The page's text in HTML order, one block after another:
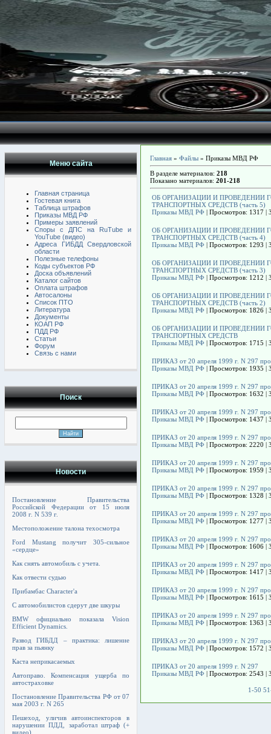
Меню сайта
Главная страница
Гостевая книга
Таблица штрафов
Приказы МВД РФ
Примеры заявлений
Споры с ДПС на RuTube и
YouTube (видео)
Адреса ГИБДД Свердловской
области
Полезные телефоны
Коды субъектов РФ
Доска объявлений
Каталог сайтов
Оплата штрафов
Автосалоны
Список ПТО
Литература
Документы
КОАП РФ
ПДД РФ
Статьи
Форум
Связь с нами
Поиск
Новости
Постановление Правительства
Российской Федерации от 15 июля
2008 г. N 539 г.
Местоположение талона техосмотра
Ford Mustang получит 305-сильное
«сердце»
Как снять автомобиль с учета.
Как отвести судью
Прибамбас Character'a
С автомобилистов сдерут две шкуры
BMW официально показала Vision
Efficient Dynamics.
Развод ГИБДД – практика: лишение
прав за пьянку
Каста неприкасаемых
Автоправо. Компенсация ущерба по
автостраховке
Постановление Правительства РФ от 07
мая 2003 г. N 265
Пешеход, уличив автоинспекторов в
нарушении ПДД, заработал штраф (+
видео)
Главная » Файлы » Приказы МВД РФ
В разделе материалов: 218
Показано материалов: 201-218
ОБ ОРГАНИЗАЦИИ И ПРОВЕДЕНИИ
ТРАНСПОРТНЫХ СРЕДСТВ (часть 5)
Приказы МВД РФ | Просмотров: 1317 |
ОБ ОРГАНИЗАЦИИ И ПРОВЕДЕНИИ
ТРАНСПОРТНЫХ СРЕДСТВ (часть 4)
Приказы МВД РФ | Просмотров: 1293 |
ОБ ОРГАНИЗАЦИИ И ПРОВЕДЕНИИ
ТРАНСПОРТНЫХ СРЕДСТВ (часть 3)
Приказы МВД РФ | Просмотров: 1212 |
ОБ ОРГАНИЗАЦИИ И ПРОВЕДЕНИИ
ТРАНСПОРТНЫХ СРЕДСТВ (часть 2)
Приказы МВД РФ | Просмотров: 1826 |
ОБ ОРГАНИЗАЦИИ И ПРОВЕДЕНИИ
ТРАНСПОРТНЫХ СРЕДСТВ
Приказы МВД РФ | Просмотров: 1715 |
ПРИКАЗ от 20 апреля 1999 г. N 297
Приказы МВД РФ | Просмотров: 1935 |
ПРИКАЗ от 20 апреля 1999 г. N 297
Приказы МВД РФ | Просмотров: 1632 |
ПРИКАЗ от 20 апреля 1999 г. N 297
Приказы МВД РФ | Просмотров: 1437 |
ПРИКАЗ от 20 апреля 1999 г. N 297
Приказы МВД РФ | Просмотров: 2220 |
ПРИКАЗ от 20 апреля 1999 г. N 297
Приказы МВД РФ | Просмотров: 1959 |
ПРИКАЗ от 20 апреля 1999 г. N 297
Приказы МВД РФ | Просмотров: 1328 |
ПРИКАЗ от 20 апреля 1999 г. N 297
Приказы МВД РФ | Просмотров: 1277 |
ПРИКАЗ от 20 апреля 1999 г. N 297
Приказы МВД РФ | Просмотров: 1606 |
ПРИКАЗ от 20 апреля 1999 г. N 297
Приказы МВД РФ | Просмотров: 1417 |
ПРИКАЗ от 20 апреля 1999 г. N 297
Приказы МВД РФ | Просмотров: 1615 |
ПРИКАЗ от 20 апреля 1999 г. N 297
Приказы МВД РФ | Просмотров: 1363 |
ПРИКАЗ от 20 апреля 1999 г. N 297
Приказы МВД РФ | Просмотров: 1572 |
ПРИКАЗ от 20 апреля 1999 г. N 297
Приказы МВД РФ | Просмотров: 2543 |
1-50